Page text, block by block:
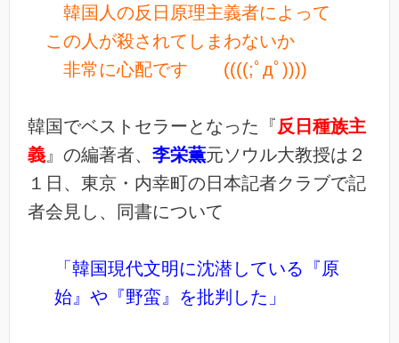
韓国人の反日原理主義者によって
この人が殺されてしまわないか
非常に心配です ((((;ﾟдﾟ))))
韓国でベストセラーとなった『反日種族主
義 』の編著者、 李栄薫元ソウル大教授は２
１日、東京・内幸町の日本記者クラブで記
者会見し、同書について
「韓国現代文明に沈潜している『原
始』や『野蛮』を批判した」